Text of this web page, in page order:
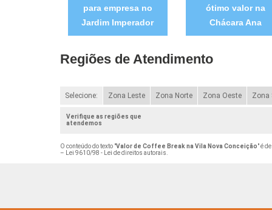
para empresa no
Jardim Imperador
ótimo valor na
Chácara Ana
Regiões de Atendimento
Selecione: Zona Leste Zona Norte Zona Oeste Zona
Verifique as regiões que
atendemos
O conteúdo do texto "Valor de Coffee Break na Vila Nova Conceição" é
–
Lei 9610/98 - Lei de direitos autorais